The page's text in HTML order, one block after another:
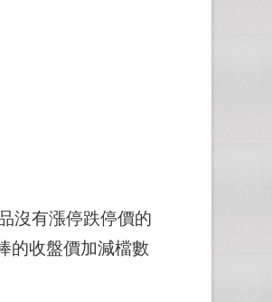
沒有漲停跌停價的
的收盤價加減檔數